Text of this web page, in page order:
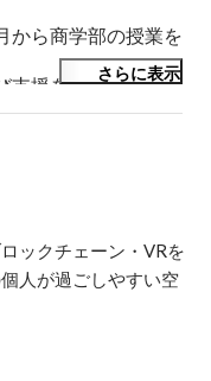
から商学部の授業を
支援を受け、大学在
さらに表示
ックチェーン・VRを
人が過ごしやすい空